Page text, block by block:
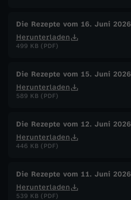
Die Rezepte vom 16. Juni 2026
Herunterladen
499 KB (PDF)
Die Rezepte vom 15. Juni 2026
Herunterladen
589 KB (PDF)
Die Rezepte vom 12. Juni 2026
Herunterladen
446 KB (PDF)
Die Rezepte vom 11. Juni 2026
Herunterladen
539 KB (PDF)